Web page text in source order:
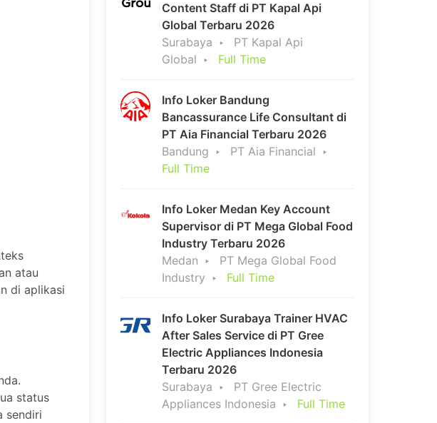
atau
di aplikasi
status
sendiri
Content Staff di PT Kapal Api
Global Terbaru 2026
Surabaya
PT Kapal Api
Global
Full Time
Info Loker Bandung
Bancassurance Life Consultant di
PT Aia Financial Terbaru 2026
Bandung
PT Aia Financial
Full Time
Info Loker Medan Key Account
Supervisor di PT Mega Global Food
Industry Terbaru 2026
Medan
PT Mega Global Food
Industry
Full Time
Info Loker Surabaya Trainer HVAC
After Sales Service di PT Gree
Electric Appliances Indonesia
Terbaru 2026
Surabaya
PT Gree Electric
Appliances Indonesia
Full Time